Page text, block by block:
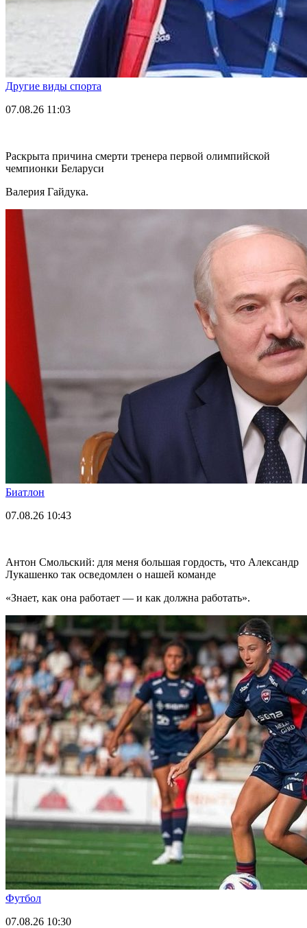
Другие виды спорта
07.08.26 11:03
Раскрыта причина смерти тренера первой олимпийской
чемпионки Беларуси
Валерия Гайдука.
Биатлон
07.08.26 10:43
Антон Смольский: для меня большая гордость, что Александр
Лукашенко так осведомлен о нашей команде
«Знает, как она работает — и как должна работать».
Футбол
07.08.26 10:30